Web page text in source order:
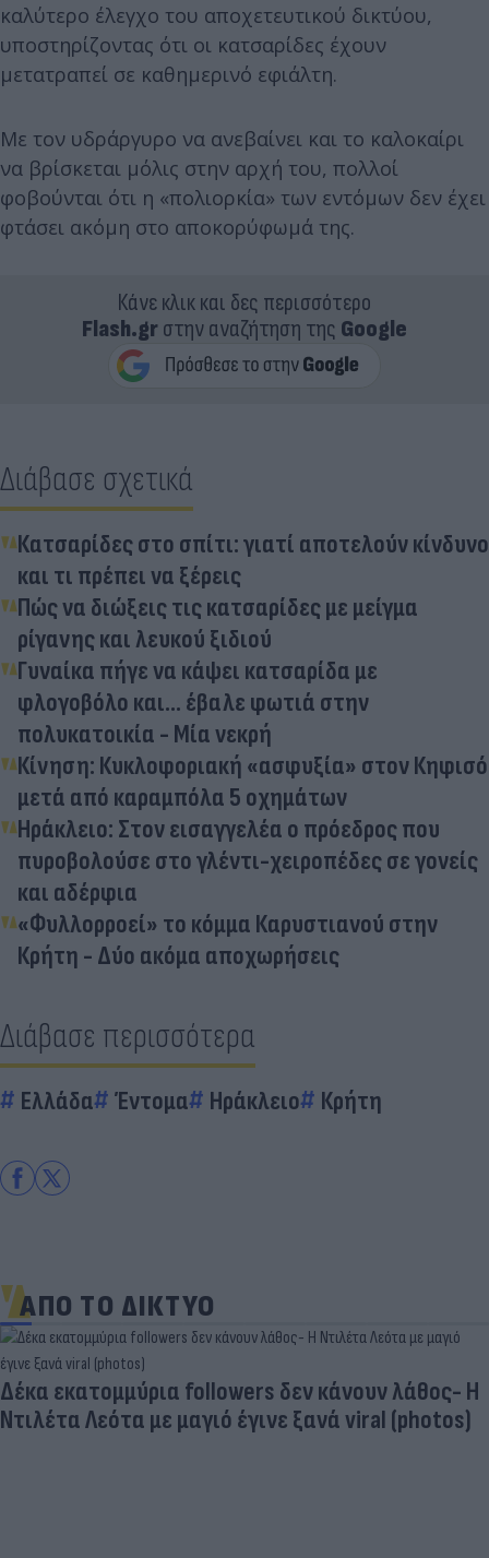
καλύτερο έλεγχο του αποχετευτικού δικτύου,
υποστηρίζοντας ότι οι κατσαρίδες έχουν
μετατραπεί σε καθημερινό εφιάλτη.
Με τον υδράργυρο να ανεβαίνει και το καλοκαίρι
να βρίσκεται μόλις στην αρχή του, πολλοί
φοβούνται ότι η «πολιορκία» των εντόμων δεν έχει
φτάσει ακόμη στο αποκορύφωμά της.
Κάνε κλικ και δες περισσότερο
Flash.grστην αναζήτηση της Google
Διάβασε σχετικά
Κατσαρίδες στο σπίτι: γιατί αποτελούν κίνδυνο
και τι πρέπει να ξέρεις
Πώς να διώξεις τις κατσαρίδες με μείγμα
ρίγανης και λευκού ξιδιού
Γυναίκα πήγε να κάψει κατσαρίδα με
φλογοβόλο και... έβαλε φωτιά στην
πολυκατοικία - Μία νεκρή
Κίνηση: Κυκλοφοριακή «ασφυξία» στον Κηφισό
μετά από καραμπόλα 5 οχημάτων
Ηράκλειο: Στον εισαγγελέα ο πρόεδρος που
πυροβολούσε στο γλέντι-χειροπέδες σε γονείς
και αδέρφια
«Φυλλορροεί» το κόμμα Καρυστιανού στην
Κρήτη - Δύο ακόμα αποχωρήσεις
Διάβασε περισσότερα
Ελλάδα Έντομα Ηράκλειο Κρήτη
ΑΠΟ ΤΟ ΔΙΚΤΥΟ
Δέκα εκατομμύρια followers δεν κάνουν λάθος- Η
Ντιλέτα Λεότα με μαγιό έγινε ξανά viral (photos)